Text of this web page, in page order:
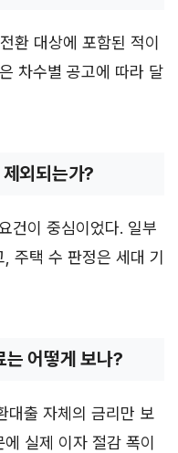
환 대상에 포함된 적이
차수별 공고에 따라 달
외되는가?
건이 중심이었다. 일부
주택 수 판정은 세대 기
는 어떻게 보나?
대출 자체의 금리만 보
실제 이자 절감 폭이